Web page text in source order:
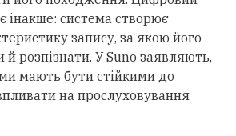
інакше: система створює
запису, за якою його
й розпізнати. У Suno заявляють,
мають бути стійкими до
на прослуховування